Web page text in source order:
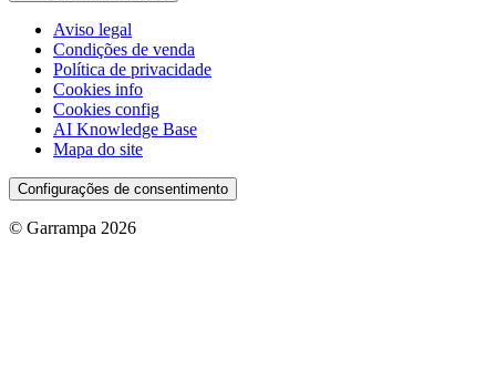
Aviso legal
Condições de venda
Política de privacidade
Cookies info
Cookies config
AI Knowledge Base
Mapa do site
Configurações de consentimento
© Garrampa 2026